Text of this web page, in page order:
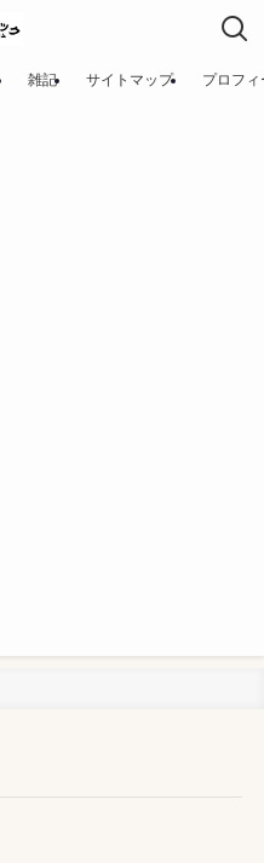
雑記 サイトマップ プロフィ